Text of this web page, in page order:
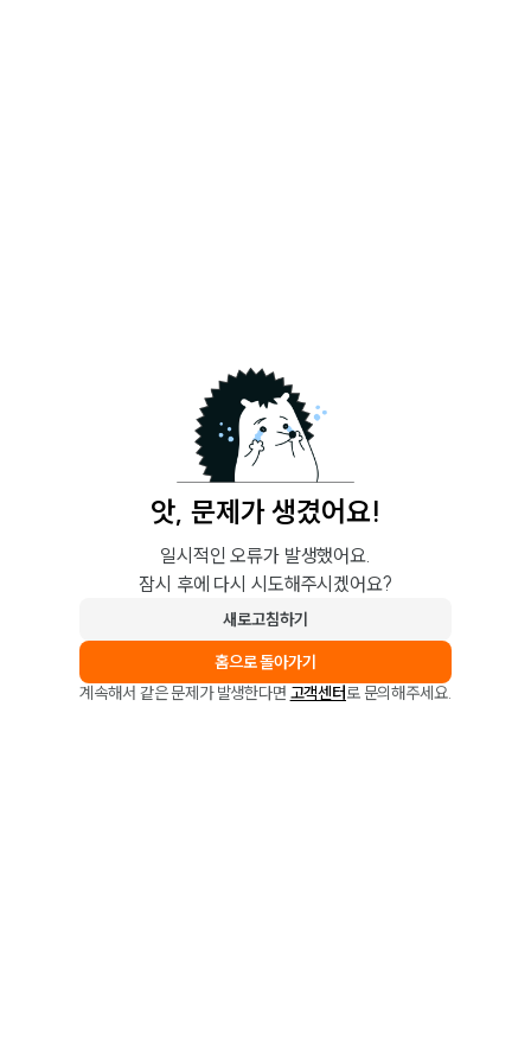
앗, 문제가 생겼어요!
일시적인 오류가 발생했어요.
잠시 후에 다시 시도해주시겠어요?
새로고침하기
홈으로 돌아가기
계속해서 같은 문제가 발생한다면 고객센터로 문의해주세요.